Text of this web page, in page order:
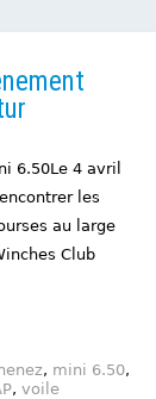
6.50Le 4 avril
les
au large
Club
, mini 6.50,
, voile